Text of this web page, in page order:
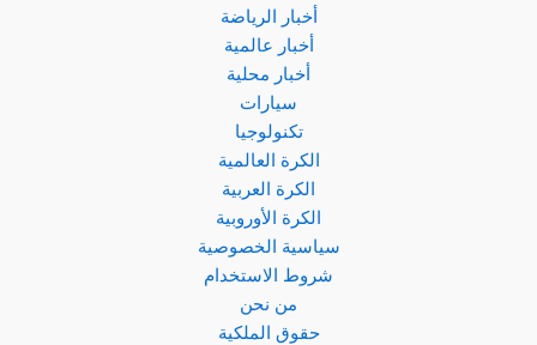
أخبار الرياضة
أخبار عالمية
أخبار محلية
سيارات
تكنولوجيا
الكرة العالمية
الكرة العربية
الكرة الأوروبية
سياسية الخصوصية
شروط الاستخدام
من نحن
حقوق الملكية